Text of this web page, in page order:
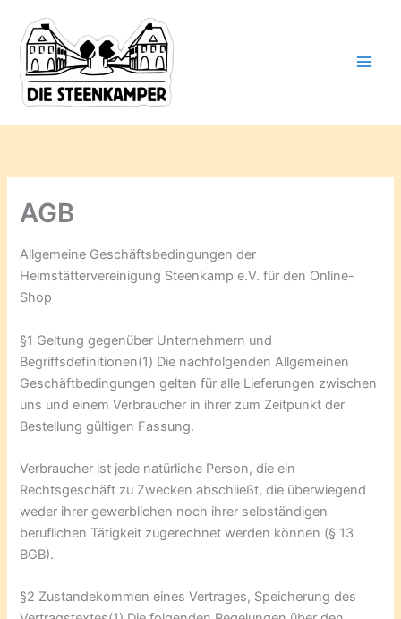
Inhalt
springen
AGB
Allgemeine Geschäftsbedingungen der
Heimstättervereinigung Steenkamp e.V. für den Online-
Shop
§1 Geltung gegenüber Unternehmern und
Begriffsdefinitionen(1) Die nachfolgenden Allgemeinen
Geschäftbedingungen gelten für alle Lieferungen zwischen
uns und einem Verbraucher in ihrer zum Zeitpunkt der
Bestellung gültigen Fassung.
Verbraucher ist jede natürliche Person, die ein
Rechtsgeschäft zu Zwecken abschließt, die überwiegend
weder ihrer gewerblichen noch ihrer selbständigen
beruflichen Tätigkeit zugerechnet werden können (§ 13
BGB).
§2 Zustandekommen eines Vertrages, Speicherung des
deine
Mail-
Adresse
ein ...